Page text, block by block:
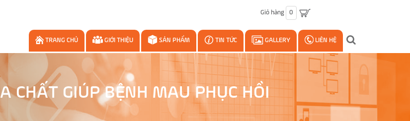
Giỏ hàng 0
TRANG CHỦ GIỚI THIỆU SẢN PHẨM TIN TỨC GALLERY LIÊN HỆ
CHẤT GIÚP BỆNH MAU PHỤC HỒI